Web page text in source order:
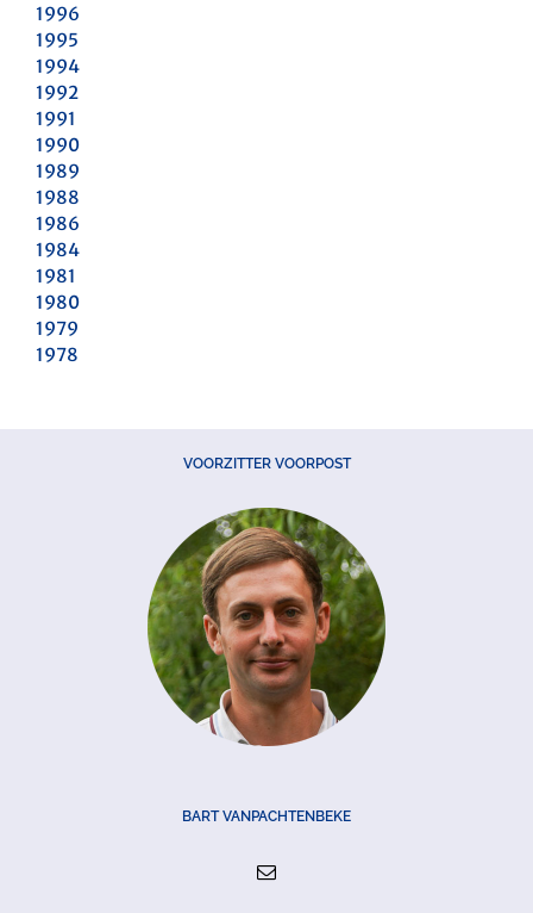
1996
1995
1994
1992
1991
1990
1989
1988
1986
1984
1981
1980
1979
1978
VOORZITTER VOORPOST
BART VANPACHTENBEKE